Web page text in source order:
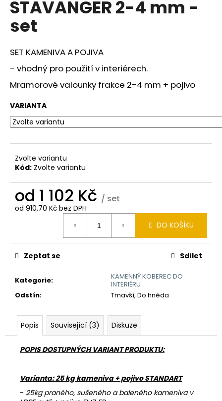
STAVANGER 2-4 mm -
set
SET KAMENIVA A POJIVA
- vhodný pro použití v interiérech.
Mramorové valounky frakce 2-4 mm + pojivo
VARIANTA
Zvolte variantu
Kód: Zvolte variantu
od 1 102 Kč / set
od 910,70 Kč bez DPH
DO KOŠÍKU
Kategorie:
KAMENNÝ KOBEREC DO
INTERIÉRU
Odstín: Tmavší, Do hněda
Zeptat se Sdílet
Popis Související (3) Diskuze
POPIS DOSTUPNÝCH VARIANT PRODUKTU:
Varianta: 25 kg kameniva + pojivo STANDART
- 25kg praného, sušeného a baleného kameniva v
a
j
t
?
HLEDAT
D
o
p
o
u
j
e
e
PÓRŮ
PORE
954